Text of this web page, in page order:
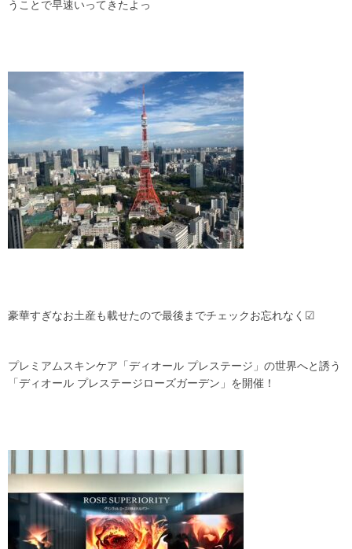
うことで早速いってきたよっ
豪華すぎなお土産も載せたので最後までチェックお忘れなく☑
プレミアムスキンケア「ディオール プレステージ」の世界へと誘う
「ディオール プレステージローズガーデン」を開催！